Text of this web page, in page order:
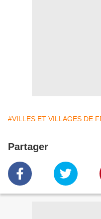
#VILLES ET VILLAGES DE
Partager